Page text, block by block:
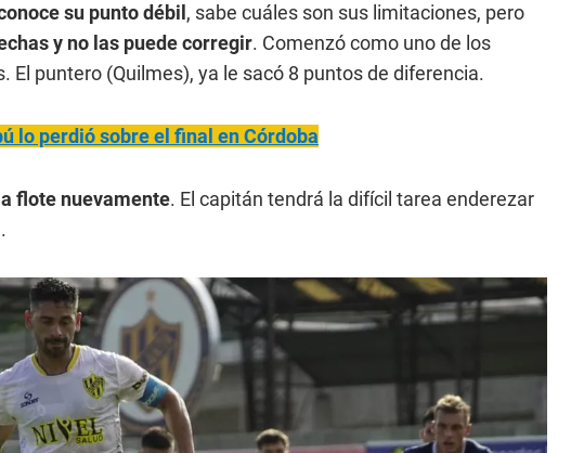
su punto débil , sabe cuáles son sus limitaciones, pero
y no las puede corregir. Comenzó como uno de los
El puntero (Quilmes), ya le sacó 8 puntos de diferencia.
lo perdió sobre el final en Córdoba
flote nuevamente. El capitán tendrá la difícil tarea enderezar